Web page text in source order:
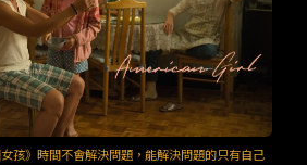
孩》時間不會解決問題，能解決問題的只有自己